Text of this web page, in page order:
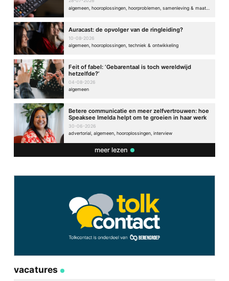
Auracast: de opvolger van de ringleiding?
10-08-2026
algemeen, hooroplossingen, techniek & ontwikkeling
Feit of fabel: ‘Gebarentaal is toch wereldwijd
hetzelfde?’
04-08-2026
algemeen
Betere communicatie en meer zelfvertrouwen: hoe
Speaksee Imelda helpt om te groeien in haar werk
30-06-2026
advertorial, algemeen, hooroplossingen, interview
meer lezen
vacatures